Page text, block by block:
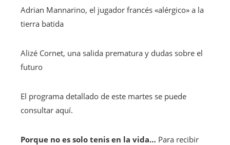
Adrian Mannarino, el jugador francés «alérgico» a la
tierra batida
Alizé Cornet, una salida prematura y dudas sobre el
futuro
El programa detallado de este martes se puede
consultar aquí.
Porque no es solo tenis en la vida… Para recibir